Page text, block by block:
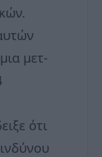
μετ-
ότι